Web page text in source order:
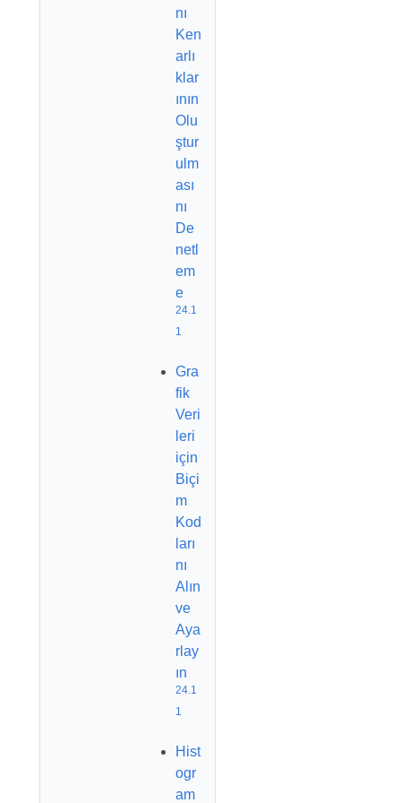
nı
Ken
arlı
klar
ının
Olu
ştur
ulm
ası
nı
De
netl
em
e
24.1
1
Gra
fik
Veri
leri
için
Biçi
m
Kod
ları
nı
Alın
ve
Aya
rlay
ın
24.1
1
Hist
ogr
am